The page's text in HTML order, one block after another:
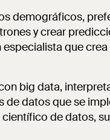
demográficos,
y crear
que
big data,
datos que se
de datos,